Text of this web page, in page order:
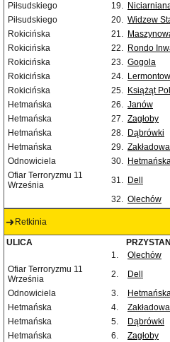
Piłsudskiego 19.
Piłsudskiego
20. Widzew
Rokicińska
21.
Rokicińska
22. Rondo
Rokicińska
23. Gogola
Rokicińska
24.
Rokicińska
25. Książąt
Hetmańska
26. Janów
Hetmańska
27. Zagłoby
Hetmańska
28. Dąbrówki
Hetmańska
29. Zakładowa
Odnowiciela
30.
Ofiar Terroryzmu 11
Września
31. Dell
32. Olechów
Retkinia
ULICA
1.
Olechów
Ofiar Terroryzmu 11
Września
2. Dell
Odnowiciela 3.
Hetmańska
4. Zakładowa
Hetmańska
5. Dąbrówki
Hetmańska
6. Zagłoby